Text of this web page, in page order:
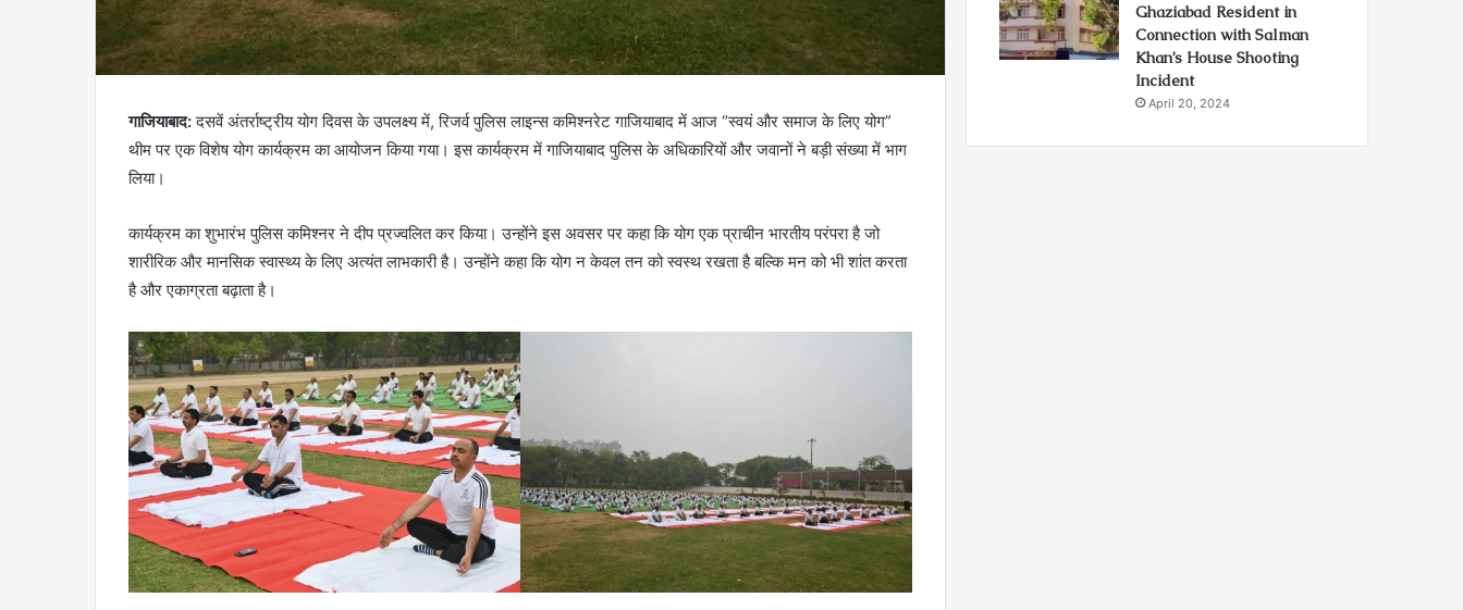
गाजियाबाद:दसवें अंतर्राष्ट्रीय योग दिवस के उपलक्ष्य में, रिजर्व पुलिस लाइन्स कमिश्नरेट गाजियाबाद में आज “स्वयं और समाज के लिए योग”
थीम पर एक विशेष योग कार्यक्रम का आयोजन किया गया। इस कार्यक्रम में गाजियाबाद पुलिस के अधिकारियों और जवानों ने बड़ी संख्या में भाग
लिया।
कार्यक्रम का शुभारंभ पुलिस कमिश्नर ने दीप प्रज्वलित कर किया। उन्होंने इस अवसर पर कहा कि योग एक प्राचीन भारतीय परंपरा है जो
शारीरिक और मानसिक स्वास्थ्य के लिए अत्यंत लाभकारी है। उन्होंने कहा कि योग न केवल तन को स्वस्थ रखता है बल्कि मन को भी शांत करता
है और एकाग्रता बढ़ाता है।
Ghaziabad Resident in
Connection with Salman
Khan’s House Shooting
Incident
April 20, 2024